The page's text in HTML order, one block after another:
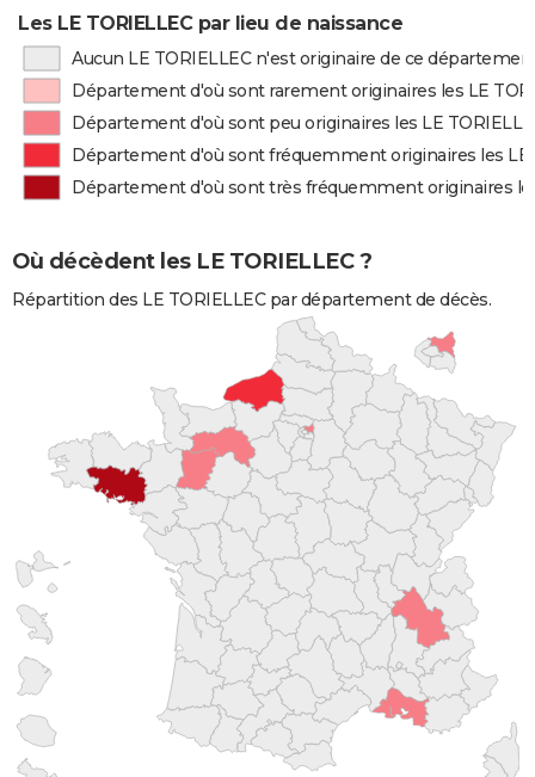
Les LE TORIELLEC par lieu de naissance
Aucun LE TORIELLEC n'est originaire de ce
Département d'où sont rarement originaires les LE
Département d'où sont peu originaires les LE
Département d'où sont fréquemment originaires les LE
Département d'où sont très fréquemment originaires
Où décèdent les LE TORIELLEC ?
Répartition des LE TORIELLEC par département de décès.